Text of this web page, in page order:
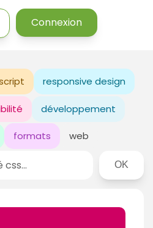
Connexion
responsive design
développement
formats web
Rechercher